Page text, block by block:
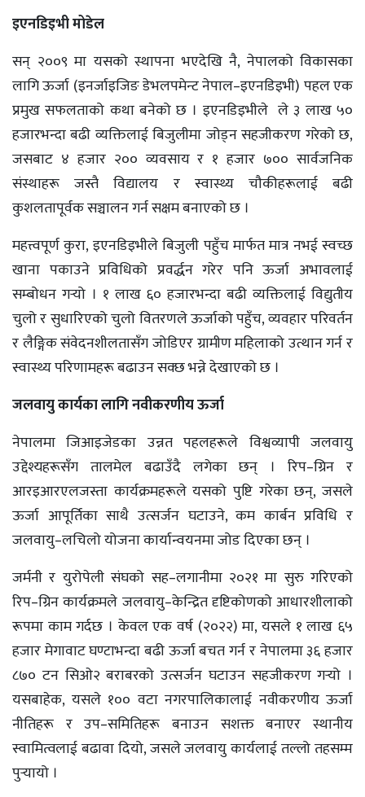
इएनडिइभी मोडेल
सन् २००९ मा यसको स्थापना भएदेखि नै, नेपालको विकासका
लागि ऊर्जा (इनर्जाइजिङ डेभलपमेन्ट नेपाल–इएनडिइभी) पहल एक
प्रमुख सफलताको कथा बनेको छ । इएनडिइभीले ले ३ लाख ५०
हजारभन्दा बढी व्यक्तिलाई बिजुलीमा जोड्न सहजीकरण गरेको छ,
जसबाट ४ हजार २०० व्यवसाय र १ हजार ७०० सार्वजनिक
संस्थाहरू जस्तै विद्यालय र स्वास्थ्य चौकीहरूलाई बढी
कुशलतापूर्वक सञ्चालन गर्न सक्षम बनाएको छ ।
महत्त्वपूर्ण कुरा, इएनडिइभीले बिजुली पहुँच मार्फत मात्र नभई स्वच्छ
खाना पकाउने प्रविधिको प्रवर्द्धन गरेर पनि ऊर्जा अभावलाई
सम्बोधन गर्‍यो । १ लाख ६० हजारभन्दा बढी व्यक्तिलाई विद्युतीय
चुलो र सुधारिएको चुलो वितरणले ऊर्जाको पहुँच, व्यवहार परिवर्तन
र लैङ्गिक संवेदनशीलतासँग जोडिएर ग्रामीण महिलाको उत्थान गर्न र
स्वास्थ्य परिणामहरू बढाउन सक्छ भन्ने देखाएको छ ।
जलवायु कार्यका लागि नवीकरणीय ऊर्जा
नेपालमा जिआइजेडका उन्नत पहलहरूले विश्वव्यापी जलवायु
उद्देश्यहरूसँग तालमेल बढाउँदै लगेका छन् । रिप–ग्रिन र
आरइआरएलजस्ता कार्यक्रमहरूले यसको पुष्टि गरेका छन्, जसले
ऊर्जा आपूर्तिका साथै उत्सर्जन घटाउने, कम कार्बन प्रविधि र
जलवायु–लचिलो योजना कार्यान्वयनमा जोड दिएका छन् ।
जर्मनी र युरोपेली संघको सह–लगानीमा २०२१ मा सुरु गरिएको
रिप–ग्रिन कार्यक्रमले जलवायु–केन्द्रित दृष्टिकोणको आधारशीलाको
रूपमा काम गर्दछ । केवल एक वर्ष (२०२२) मा, यसले १ लाख ६५
हजार मेगावाट घण्टाभन्दा बढी ऊर्जा बचत गर्न र नेपालमा ३६ हजार
८७० टन सिओ२ बराबरको उत्सर्जन घटाउन सहजीकरण गर्‍यो ।
यसबाहेक, यसले १०० वटा नगरपालिकालाई नवीकरणीय ऊर्जा
नीतिहरू र उप–समितिहरू बनाउन सशक्त बनाएर स्थानीय
स्वामित्वलाई बढावा दियो, जसले जलवायु कार्यलाई तल्लो तहसम्म
पुर्‍यायो ।